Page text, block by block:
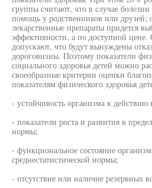
группы считают, что в случае болезни
помощь у родственников или друзей;
лекарственные препараты придется
эффективности, а по доступной цене.
допускают, что будут вынуждены
дороговизны. Поэтому показатели
социального здоровья детей можно
своеобразные критерии оценки
показателям физического здоровья
- устойчивость организма к
- показатели роста и развития в
нормы;
- функциональное состояние
среднестатистической нормы;
- отсутствие или наличие резервных